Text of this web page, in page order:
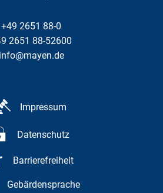
+49 2651 88-0
2651 88-52600
info@mayen.de
Impressum
Datenschutz
Barrierefreiheit
Gebärdensprache